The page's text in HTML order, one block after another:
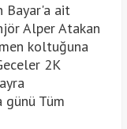
Bayar'a ait
Alper Atakan
koltuğuna
2K
günü Tüm